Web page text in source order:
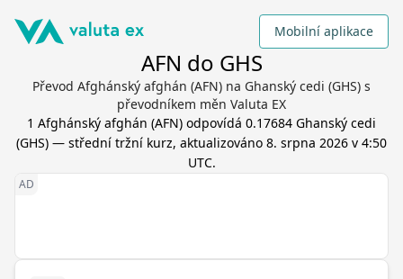
Mobilní aplikace
AFN do GHS
Převod Afghánský afghán (AFN) na Ghanský cedi (GHS) s
převodníkem měn Valuta EX
1 Afghánský afghán (AFN) odpovídá 0.17684 Ghanský cedi
(GHS) — střední tržní kurz, aktualizováno 8. srpna 2026 v 4:50
UTC.